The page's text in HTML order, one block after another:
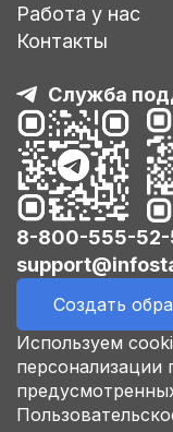
Работа у нас
Контакты
Служба
8-800-555-52-
Создать
Используем
персонализации